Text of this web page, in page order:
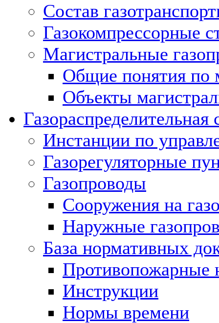
Состав
Газокомпрессорные
Магистральные
Общие понятия по
Объекты
Газораспределительная
Инстанции по
Газорегуляторные
Газопроводы
Сооружения на
Наружные
База нормативных
Противопожарные
Инструкции
Нормы времени